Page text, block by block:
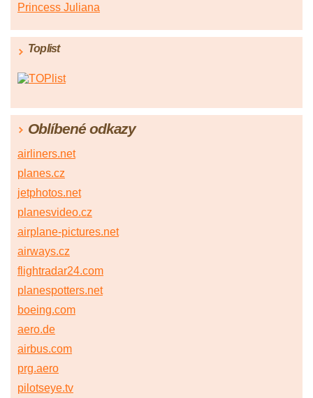
Princess Juliana
Toplist
Oblíbené odkazy
airliners.net
planes.cz
jetphotos.net
planesvideo.cz
airplane-pictures.net
airways.cz
flightradar24.com
planespotters.net
boeing.com
aero.de
airbus.com
prg.aero
pilotseye.tv